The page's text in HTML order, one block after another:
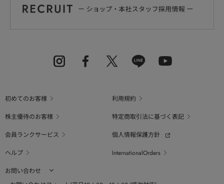
初めてのお客様
利用規約
株主優待のお客様
特定商取引法に基づく表記
会員ランクサービス
個人情報保護方針
ヘルプ
InternationalOrders
お問い合わせ